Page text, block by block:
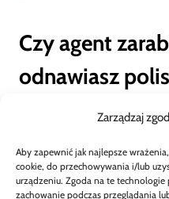
Zarządzaj
Aby zapewnić jak najlepsze
cookie, do przechowywania i/lub
urządzeniu. Zgoda na te
zachowanie podczas przeglądania
Czy agent
odnawiasz
odnowieniowe
Tak, agent
zarabiać na